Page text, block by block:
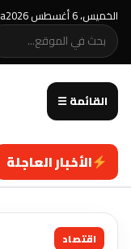
الخميس، 6 أغسطس 2026
القائمة ☰
الأخبار العاجلة
اقتصاد